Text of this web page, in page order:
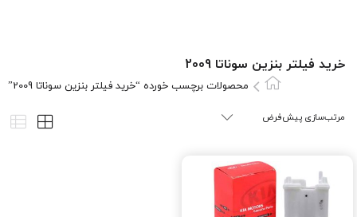
خرید فیلتر بنزین سوناتا 2009
محصولات برچسب خورده “خرید فیلتر بنزین سوناتا 2009”